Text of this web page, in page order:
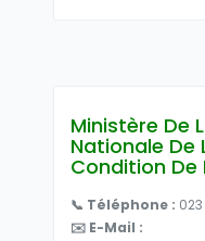
Ministère De
Nationale De
Condition De
📞 Téléphone :
✉️ E-Mail :